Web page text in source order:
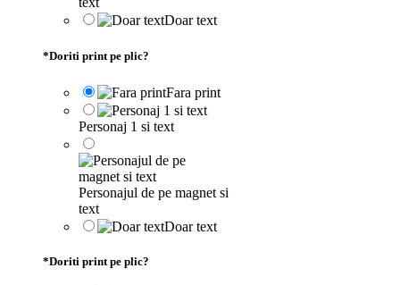
Doar text
*Doriti print pe plic?
Fara print
Personaj 1 si text
Personajul de pe magnet si
text
Doar text
*Doriti print pe plic?